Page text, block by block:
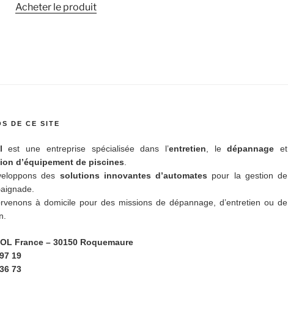
Acheter le produit
DE CE SITE
est une entreprise spécialisée dans l’entretien , ledépannage et
d’équipement de piscines
des solutions innovantes d’automates pour la gestion de
à domicile pour des missions de dépannage, d’entretien ou de
France – 30150 Roquemaure
19
73